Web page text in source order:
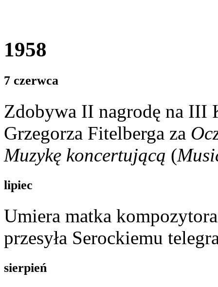
1958
7 czerwca
Zdobywa II nagrodę na III
Grzegorza Fitelberga za
Muzykę koncertującą (
lipiec
Umiera matka
przesyła Serockiemu
sierpień